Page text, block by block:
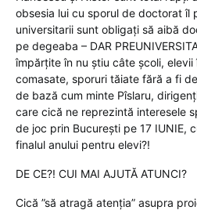
obsesia lui cu sporul de doctorat îl
universitarii sunt obligați să aibă
pe degeaba – DAR
împărțite în nu știu câte școli,
comasate, sporuri tăiate fără a fi
de bază cum minte Pîslaru,
care cică ne reprezintă interesele
de joc prin București pe 17 IUNIE,
finalul anului pentru elevi?!
DE CE?! CUI MAI AJUTĂ ATUNCI?
Cică ”să atragă atenția” asupra